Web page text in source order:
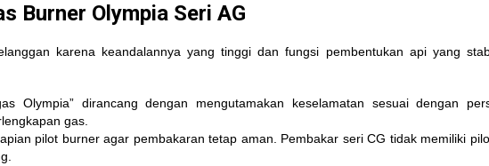
Burner Olympia Seri AG
karena keandalannya yang tinggi dan fungsi pembentukan api yang
Olympia” dirancang dengan mengutamakan keselamatan sesuai dengan
gas.
pilot burner agar pembakaran tetap aman. Pembakar seri CG tidak memiliki